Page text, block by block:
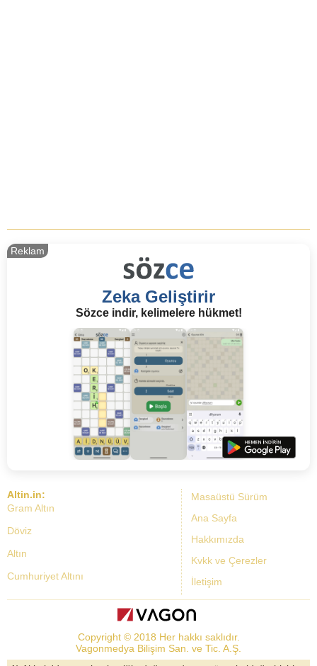
Zeka Geliştirir
Sözce indir, kelimelere hükmet!
Reklam
Masaüstü Sürüm
Ana Sayfa
Hakkımızda
Kvkk ve Çerezler
İletişim
Altin.in:
Gram Altın
Döviz
Altın
Cumhuriyet Altını
Dolar Kuru
Copyright © 2018 Her hakkı saklıdır.
Vagonmedya Bilişim San. ve Tic. A.Ş.